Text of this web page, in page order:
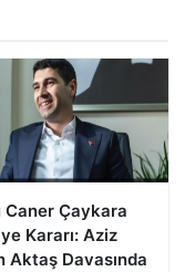
Caner Çaykara
Kararı: Aziz
Aktaş Davasında